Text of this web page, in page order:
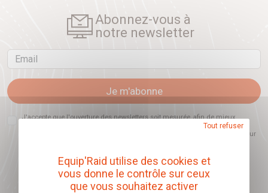
Abonnez-vous à
notre newsletter
Email
Je m'abonne
J'accepte que l'ouverture des newsletters soit mesurée, afin de mieux
comprendre les sujets qui m'intéressent et d'améliorer les contenus
proposés. Ce choix est modifiable à tout moment et reste sans incidence sur
Equip'Raid utilise des cookies et
vous donne le contrôle sur ceux
que vous souhaitez activer
Tout refuser